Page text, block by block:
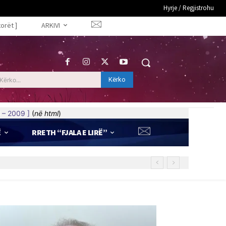
Hyrje / Regjistrohu
] ARKIVI
Kërko... Kërko
2009 ] (në html)
RRETH “FJALA E LIRË”